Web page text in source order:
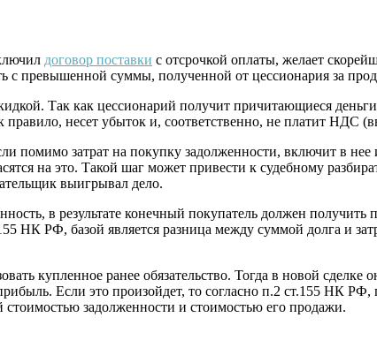
договор поставки с отсрочкой оплаты, желает
с превышенной суммы, полученной от цессионария за
Так как цессионарий получит причитающиеся
несет убыток и, соответственно, не платит НДС
помимо затрат на покупку задолженности, включит в
на это. Такой шаг может привести к судебному
выигрывал дело.
в результате конечный покупатель должен
НК РФ, базой является разница между суммой долга и
купленное ранее обязательство. Тогда в новой сделке
Если это произойдет, то согласно п.2 ст.155 НК РФ,
стоимостью задолженности и стоимостью его продажи.